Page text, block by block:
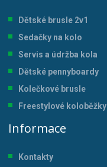
Dětské brusle 2v1
Sedačky na kolo
Servis a údržba kola
Dětské pennyboardy
Kolečkové brusle
Freestylové koloběžky
Informace
Kontakty